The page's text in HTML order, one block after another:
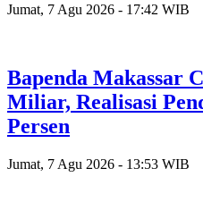
Jumat, 7 Agu 2026 - 17:42 WIB
Bapenda Makassar
Miliar, Realisasi
Persen
Jumat, 7 Agu 2026 - 13:53 WIB